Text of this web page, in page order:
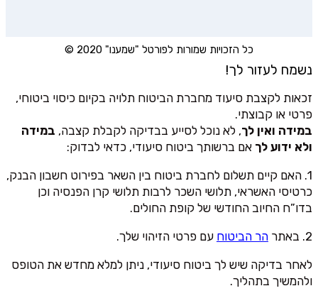
כל הזכויות שמורות לפורטל "שמענו" 2020 ©
נשמח לעזור לך!
זכאות לקצבת סיעוד מחברת הביטוח תלויה בקיום כיסוי ביטוחי,
פרטי או קבוצתי.
במידה ואין לך, לא נוכל לסייע בבדיקה לקבלת קצבה, במידה
ולא ידוע לך אם ברשותך ביטוח סיעודי, כדאי לבדוק:
1. האם קיים תשלום לחברת ביטוח בין השאר בפירוט חשבון הבנק,
כרטיסי האשראי, תלושי השכר לרבות תלושי קרן הפנסיה וכן
בדו”ח החיוב החודשי של קופת החולים.
2. באתר
הר הביטוח עם פרטי הזיהוי שלך.
לאחר בדיקה שיש לך ביטוח סיעודי, ניתן למלא מחדש את הטופס
ולהמשיך בתהליך.